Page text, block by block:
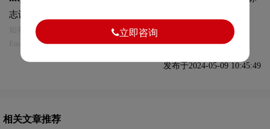
志设计及本链接!
如有内容侵犯您的合法权益，请及时与我们联系
Email:75696531@qq.com，我们将第一时间安排删除。
发布于2024-05-09 10:45:49
相关文章推荐
立即咨询